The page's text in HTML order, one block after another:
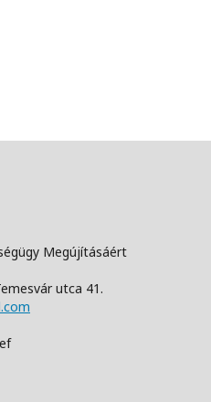
Megújításáért
utca 41.